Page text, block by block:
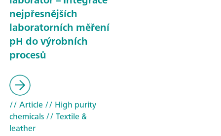
nejpřesnějších
laboratorních měření
pH do výrobních
procesů
// Article// High purity
chemicals// Textile &
leather